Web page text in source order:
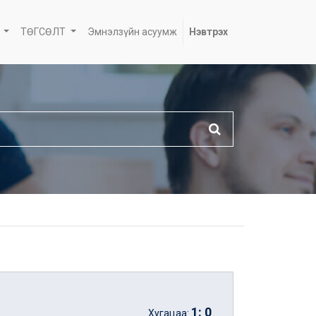
ТӨГСӨЛТ Эмнэлзүйн асуумж Нэвтрэх
Хугацаа: 1: 0